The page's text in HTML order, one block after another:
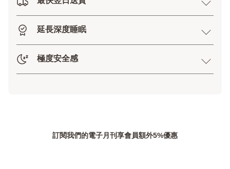
延長深度睡眠
極度安全感
訂閱我們的電子月刊享會員額外5%優惠